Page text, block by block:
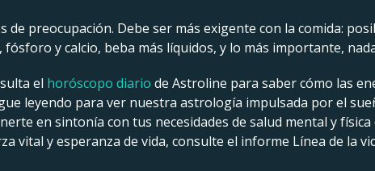
preocupación. Debe ser más exigente con la comida:
y calcio, beba más líquidos, y lo más importante,
el horóscopo diario de Astroline para saber cómo las
leyendo para ver nuestra astrología impulsada por el
en sintonía con tus necesidades de salud mental y física
vital y esperanza de vida, consulte el informe Línea de la